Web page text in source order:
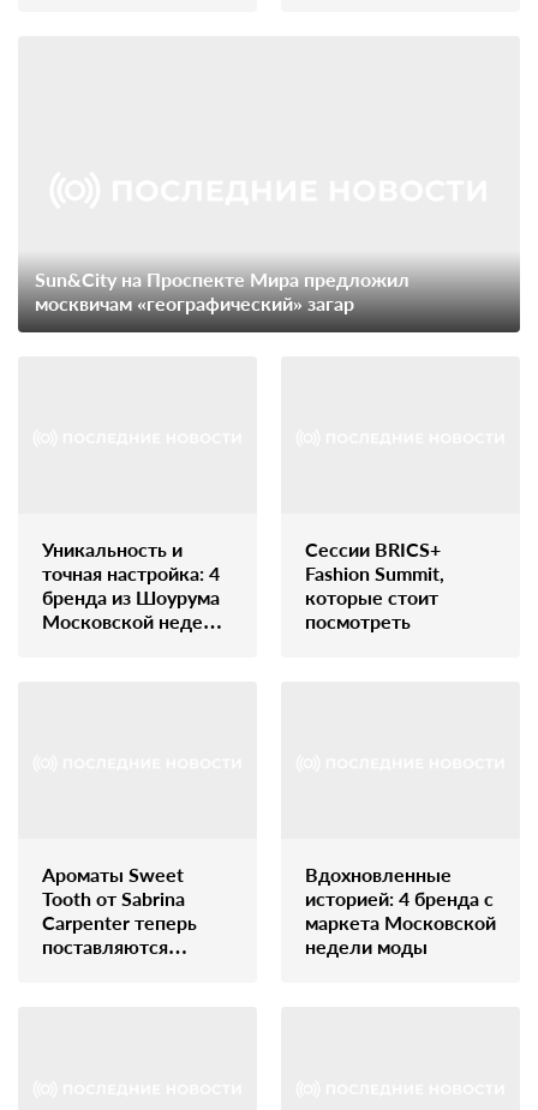
Sun&City на Проспекте Мира предложил
москвичам «географический» загар
Уникальность и
точная настройка: 4
бренда из Шоурума
Московской недели
Сессии BRICS+
Fashion Summit,
которые стоит
посмотреть
Ароматы Sweet
Tooth от Sabrina
Carpenter теперь
поставляются
Вдохновленные
историей: 4 бренда с
маркета Московской
недели моды